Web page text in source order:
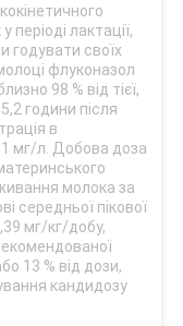
лактації,
годувати своїх
флуконазол
98 % від тієї,
години після
в
мг/л. Добова доза
молока за
середньої пікової
мг/кг/добу,
13 % від дози,
кандидозу